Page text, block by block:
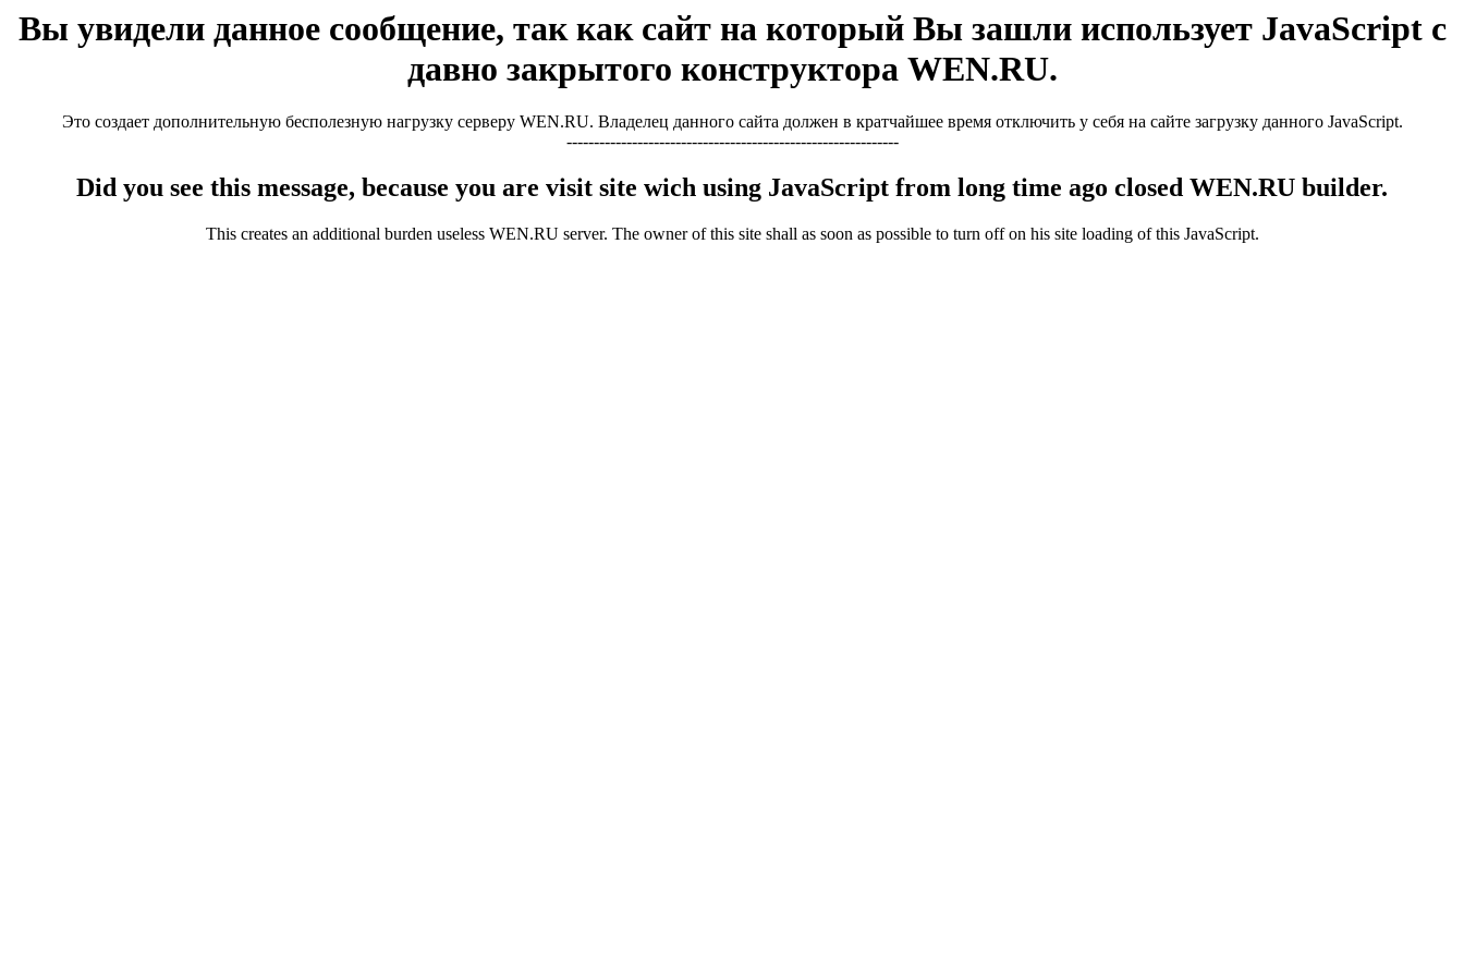
Вы увидели данное сообщение, так как сайт на который Вы зашли использует JavaScript с
давно закрытого конструктора WEN.RU.
Это создает дополнительную бесполезную нагрузку серверу WEN.RU. Владелец данного сайта должен в кратчайшее время отключить у себя на сайте загрузку данного JavaScript.
-------------------------------------------------------------
Did you see this message, because you are visit site wich using JavaScript from long time ago closed WEN.RU builder.
This creates an additional burden useless WEN.RU server. The owner of this site shall as soon as possible to turn off on his site loading of this JavaScript.